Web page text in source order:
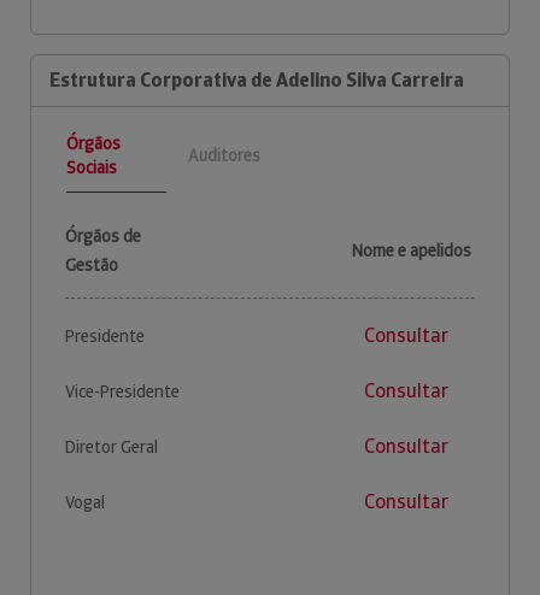
Estrutura Corporativa de Adelino Silva Carreira
Órgãos
Sociais
Auditores
Órgãos de
Gestão
Nome e apelidos
Presidente Consultar
Vice-Presidente Consultar
Diretor Geral Consultar
Vogal Consultar